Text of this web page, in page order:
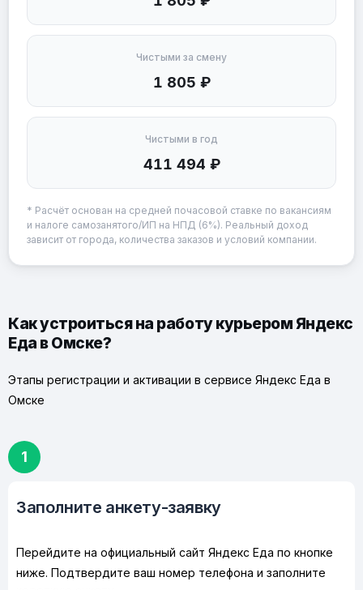
Чистыми за смену
1 805 ₽
Чистыми в год
411 494 ₽
* Расчёт основан на средней почасовой ставке по вакансиям
и налоге самозанятого/ИП на НПД (6%). Реальный доход
зависит от города, количества заказов и условий компании.
Как устроиться на работу курьером Яндекс
Еда в Омске?
Этапы регистрации и активации в сервисе Яндекс Еда в
Омске
1
Заполните анкету-заявку
Перейдите на официальный сайт Яндекс Еда по кнопке
ниже. Подтвердите ваш номер телефона и заполните